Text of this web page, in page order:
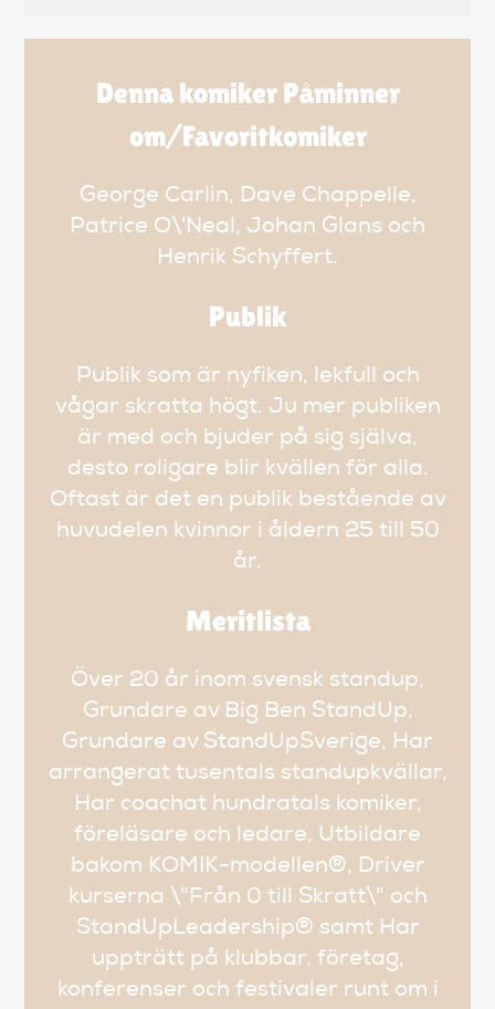
Denna komiker Påminner
om/Favoritkomiker
George Carlin, Dave Chappelle,
Patrice O\'Neal, Johan Glans och
Henrik Schyffert.
Publik
Publik som är nyfiken, lekfull och
vågar skratta högt. Ju mer publiken
är med och bjuder på sig själva,
desto roligare blir kvällen för alla.
Oftast är det en publik bestående av
huvudelen kvinnor i åldern 25 till 50
år.
Meritlista
Över 20 år inom svensk standup,
Grundare av Big Ben StandUp,
Grundare av StandUpSverige, Har
arrangerat tusentals standupkvällar,
Har coachat hundratals komiker,
föreläsare och ledare, Utbildare
bakom KOMIK-modellen®, Driver
kurserna \"Från 0 till Skratt\" och
StandUpLeadership® samt Har
uppträtt på klubbar, företag,
konferenser och festivaler runt om i